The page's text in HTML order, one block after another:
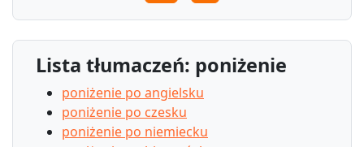
Lista tłumaczeń: poniżenie
poniżenie po angielsku
poniżenie po czesku
poniżenie po niemiecku